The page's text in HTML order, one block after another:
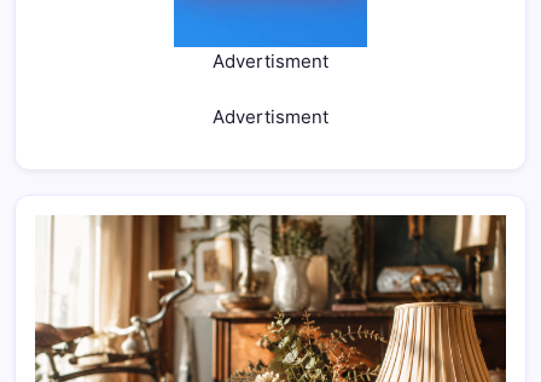
Advertisment
Advertisment